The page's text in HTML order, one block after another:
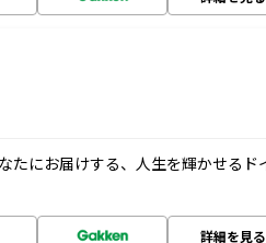
たにお届けする、人生を輝かせるド
詳細を見る